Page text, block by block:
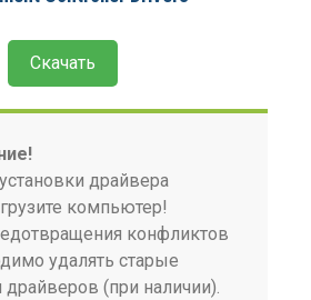
Скачать
драйвера
компьютер!
конфликтов
удалять старые
драйверов (при наличии).